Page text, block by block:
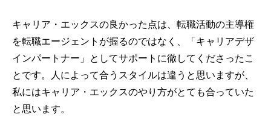
キャリア・エックスの良かった点は、転職活動の主導権
を転職エージェントが握るのではなく、「キャリアデザ
インパートナー」としてサポートに徹してくださったこ
とです。人によって合うスタイルは違うと思いますが、
私にはキャリア・エックスのやり方がとても合っていた
と思います。